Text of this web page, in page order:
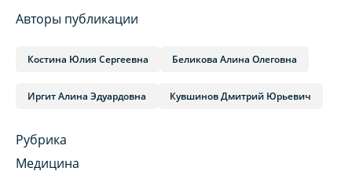
Авторы публикации
Костина Юлия Сергеевна Беликова Алина Олеговна
Иргит Алина Эдуардовна Кувшинов Дмитрий Юрьевич
Рубрика
Медицина